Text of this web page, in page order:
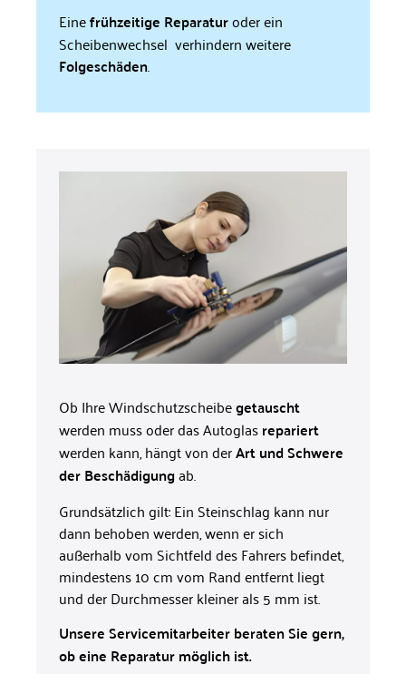
Einefrühzeitige Reparaturoder ein
Scheibenwechsel verhindern weitere
Folgeschäden.
Ob Ihre Windschutzscheibegetauscht
werden muss oder das Autoglasrepariert
werden kann, hängt von derArt und Schwere
der Beschädigungab.
Grundsätzlich gilt: Ein Steinschlag kann nur
dann behoben werden, wenn er sich
außerhalb vom Sichtfeld des Fahrers befindet,
mindestens 10 cm vom Rand entfernt liegt
und der Durchmesser kleiner als 5 mm ist.
Unsere Servicemitarbeiter beraten Sie gern,
ob eine Reparatur möglich ist.